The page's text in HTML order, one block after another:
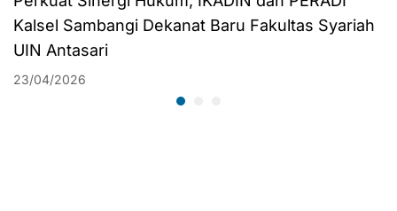
Kalsel Sambangi Dekanat Baru Fakultas Syariah
UIN Antasari
23/04/2026